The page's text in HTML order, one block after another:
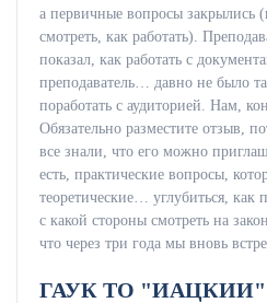
а первичные вопросы закрылись
смотреть, как работать).
показал, как работать с
преподаватель… давно не было
поработать с аудиторией. Нам,
Обязательно разместите отзыв,
все знали, что его можно
есть, практические вопросы,
теоретические… углубиться, как
с какой стороны смотреть на
что через три года мы вновь
ГАУК ТО "ИАЦКИИ"